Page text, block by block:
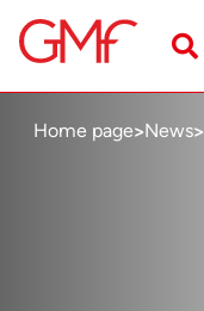
Home page>News>